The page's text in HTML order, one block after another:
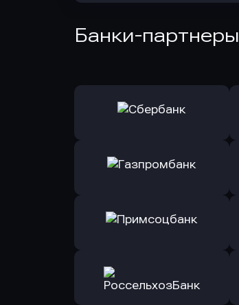
Банки-партнеры
Оправить заявку
Оправить заявку
Оправить заявку
в Примсоцбанк